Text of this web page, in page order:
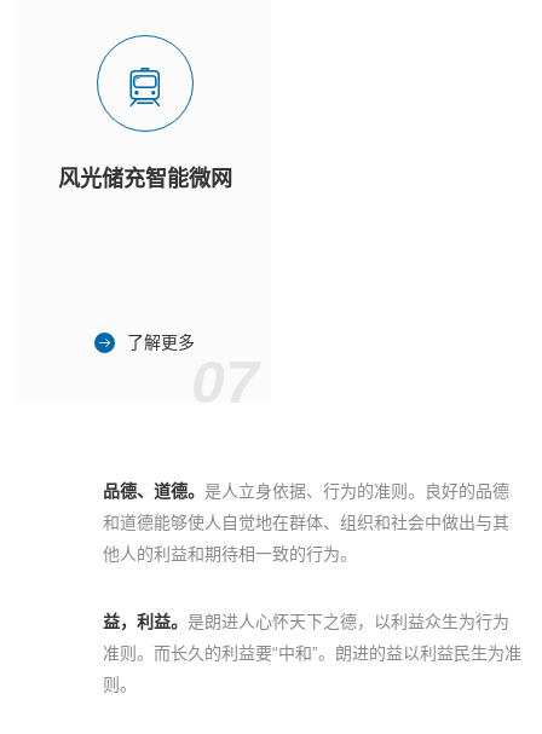
风光储充智能微网
了解更多
品德、道德。 是人立身依据、行为的准则。良好的品德
和道德能够使人自觉地在群体、组织和社会中做出与其
他人的利益和期待相一致的行为。
益，利益。 是朗进人心怀天下之德，以利益众生为行为
准则。而长久的利益要“中和”。朗进的益以利益民生为准
则。